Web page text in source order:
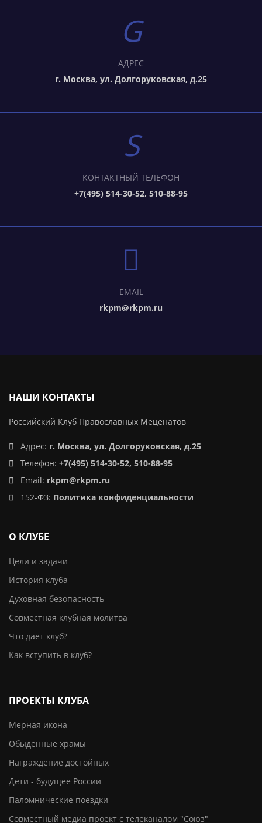
АДРЕС
г. Москва, ул. Долгоруковская, д.25
КОНТАКТНЫЙ ТЕЛЕФОН
+7(495) 514-30-52, 510-88-95
EMAIL
rkpm@rkpm.ru
НАШИ КОНТАКТЫ
Российский Клуб Православных Меценатов
Адрес: г. Москва, ул. Долгоруковская, д.25
Телефон: +7(495) 514-30-52, 510-88-95
Email: rkpm@rkpm.ru
152-ФЗ: Политика конфиденциальности
О КЛУБЕ
Цели и задачи
История клуба
Духовная безопасность
Совместная клубная молитва
Что дает клуб?
Как вступить в клуб?
ПРОЕКТЫ КЛУБА
Мерная икона
Обыденные храмы
Награждение достойных
Дети - будущее России
Паломнические поездки
Совместный медиа проект с телеканалом "Союз"